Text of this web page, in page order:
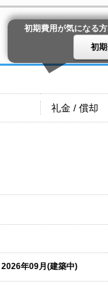
初期費用が気になる
初
礼金 / 償却
2026年09月(建築中)